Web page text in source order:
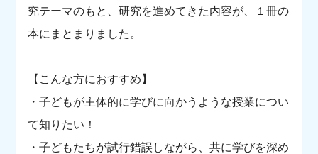
究テーマのもと、研究を進めてきた内容が、１冊の
本にまとまりました。
【こんな方におすすめ】
・子どもが主体的に学びに向かうような授業につい
て知りたい！
・子どもたちが試行錯誤しながら、共に学びを深め
学校生活
保護者の方